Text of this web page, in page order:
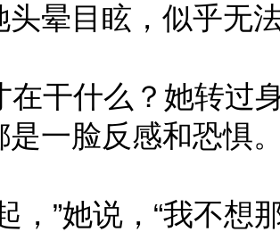
头晕目眩，似乎无
干什么？她转过
是一脸反感和恐惧
，”她说，“我不想